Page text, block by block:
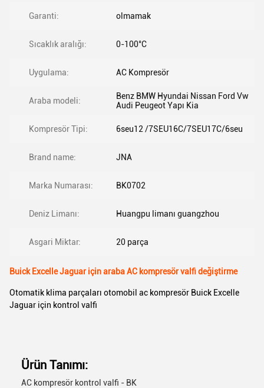
Garanti: olmamak
Sıcaklık aralığı: 0-100°C
Uygulama: AC Kompresör
Araba modeli:
Benz BMW Hyundai Nissan Ford Vw
Audi Peugeot Yapı Kia
Kompresör Tipi: 6seu12 /7SEU16C/7SEU17C/6seu
Brand name: JNA
Marka Numarası: BK0702
Deniz Limanı: Huangpu limanı guangzhou
Asgari Miktar: 20 parça
Buick Excelle Jaguar için araba AC kompresör valfi değiştirme
Otomatik klima parçaları otomobil ac kompresör Buick Excelle
Jaguar için kontrol valfi
Ürün Tanımı:
AC kompresör kontrol valfi - BK